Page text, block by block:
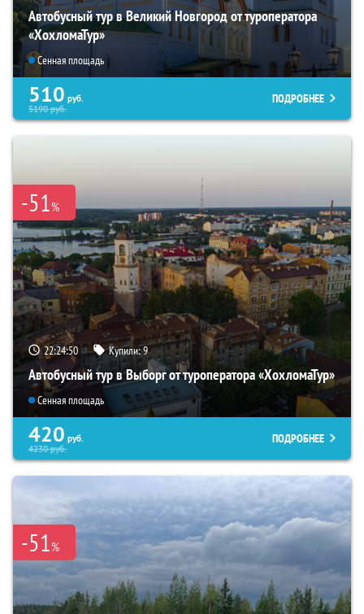
Автобусный тур в Великий Новгород от туроператора
«ХохломаТур»
Сенная площадь
510 руб.
5190руб.
ПОДРОБНЕЕ
-51%
22:24:49 Купили:9
Автобусный тур в Выборг от туроператора «ХохломаТур»
Сенная площадь
420 руб.
4230руб.
ПОДРОБНЕЕ
-51%